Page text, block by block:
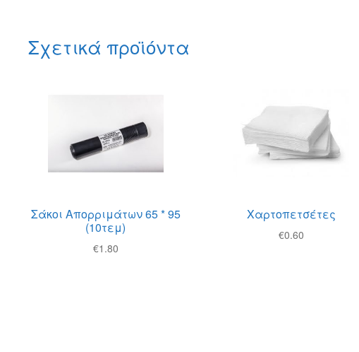
Σχετικά προϊόντα
Σάκοι Απορριμάτων 65 * 95
(10τεμ)
€1.80
Χαρτοπετσέτες
€0.60